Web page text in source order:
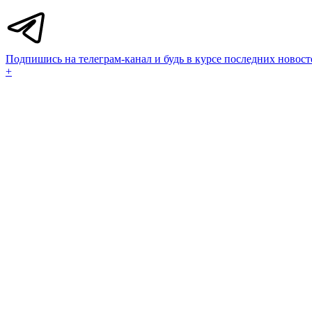
Подпишись на телеграм-канал и будь в курсе последних
+